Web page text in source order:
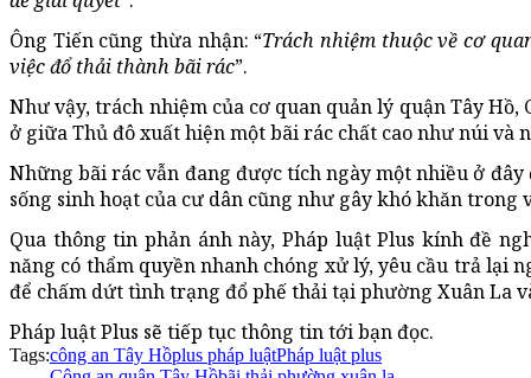
Ông Tiến cũng thừa nhận: “Trách nhiệm thuộc về cơ
việc đổ thải thành bãi rác”.
Như vậy, trách nhiệm của cơ quan quản lý quận Tây Hồ,
ở giữa Thủ đô xuất hiện một bãi rác chất cao như núi và
Những bãi rác vẫn đang được tích ngày một nhiều ở
sống sinh hoạt của cư dân cũng như gây khó khăn trong
Qua thông tin phản ánh này, Pháp luật Plus kính đề
năng có thẩm quyền nhanh chóng xử lý, yêu cầu trả lại
để chấm dứt tình trạng đổ phế thải tại phường Xuân La
Pháp luật Plus sẽ tiếp tục thông tin tới bạn đọc.
Tags:công an Tây Hồplus pháp luậtPháp luật plus